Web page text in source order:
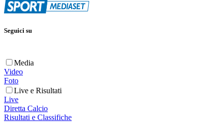
Seguici su
Media
Video
Foto
Live e Risultati
Live
Diretta Calcio
Risultati e Classifiche